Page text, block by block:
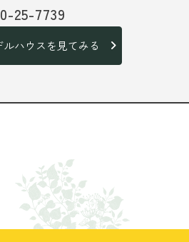
25-7739
ルハウスを見てみる